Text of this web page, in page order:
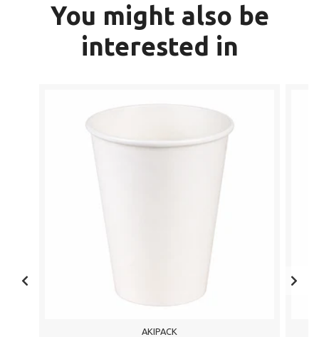
You might also be
interested in
AKIPACK